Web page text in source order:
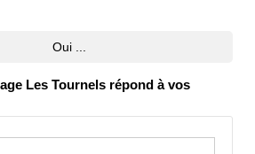
Oui ...
Les Tournels répond à vos